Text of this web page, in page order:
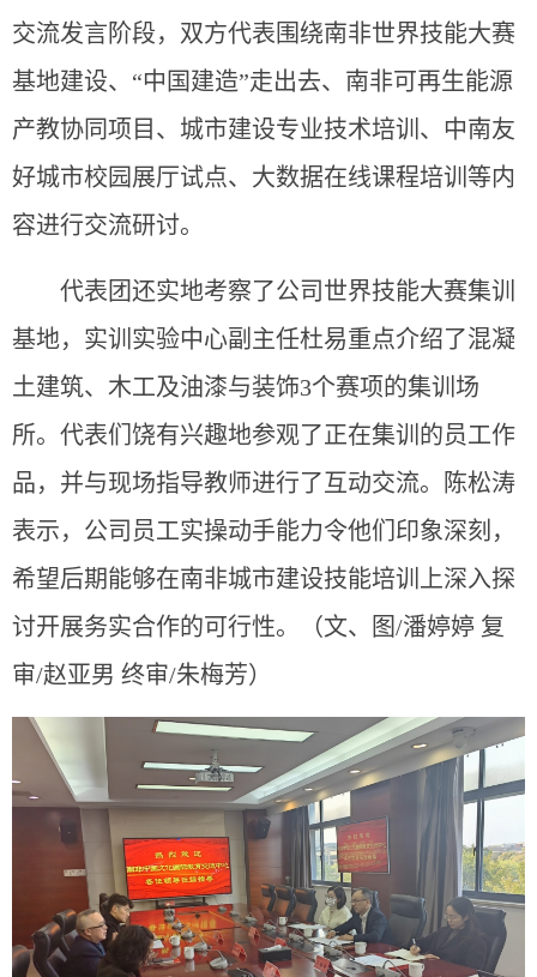
交流发言阶段，双方代表围绕南非世界技能大赛
基地建设、 “中国建造”走出去、 南非可再生能源
产教协同项目 、城市建设专业技术培训、中南友
好城市校园展厅试点、 大数据在线课程培训 等内
容进行交流研讨。
代表团还实地考察了公司 世界技能大赛集训
基地，实训实验中心副主任杜易重点介绍了混凝
土建筑、木工及油漆与装饰3个赛项的集训场
所。代表们饶有兴趣地参观了正在集训的员工作
品， 并与现场指导教师进行了互动交流。
陈松涛
表示，公司 员工实操动手能力令他们印象深刻，
希望后期能够在南非城市建设技能培训上深入探
讨开展务实合作的可行性。（文、图/潘婷婷 复
审/赵亚男 终审/朱梅芳）